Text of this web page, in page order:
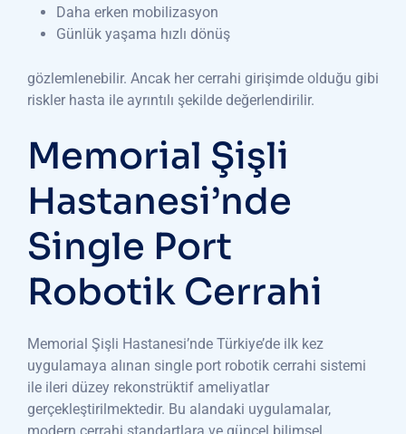
Daha erken mobilizasyon
Günlük yaşama hızlı dönüş
gözlemlenebilir. Ancak her cerrahi girişimde olduğu gibi
riskler hasta ile ayrıntılı şekilde değerlendirilir.
Memorial Şişli
Hastanesi’nde
Single Port
Robotik Cerrahi
Memorial Şişli Hastanesi’nde Türkiye’de ilk kez
uygulamaya alınan single port robotik cerrahi sistemi
ile ileri düzey rekonstrüktif ameliyatlar
gerçekleştirilmektedir. Bu alandaki uygulamalar,
modern cerrahi standartlara ve güncel bilimsel